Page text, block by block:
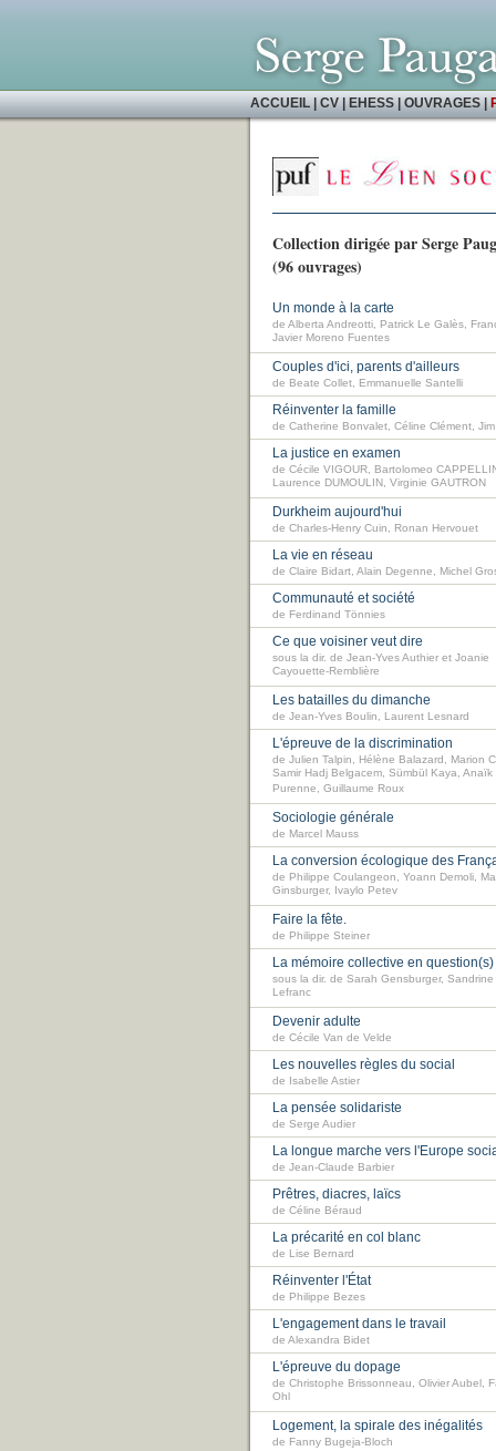
ACCUEIL|CV|EHESS|OUVRAGES|
Collection dirigée par Serge
(96 ouvrages)
Un monde à la carte
de Alberta Andreotti, Patrick Le Galès,
Javier Moreno Fuentes
Couples d'ici, parents d'ailleurs
de Beate Collet, Emmanuelle Santelli
Réinventer la famille
de Catherine Bonvalet, Céline Clément,
La justice en examen
de Cécile VIGOUR, Bartolomeo
Laurence DUMOULIN, Virginie GAUTRON
Durkheim aujourd'hui
de Charles-Henry Cuin, Ronan Hervouet
La vie en réseau
de Claire Bidart, Alain Degenne, Michel
Communauté et société
de Ferdinand Tönnies
Ce que voisiner veut dire
sous la dir. de Jean-Yves Authier et Joanie
Cayouette-Remblière
Les batailles du dimanche
de Jean-Yves Boulin, Laurent Lesnard
L'épreuve de la discrimination
de Julien Talpin, Hélène Balazard, Marion
Samir Hadj Belgacem, Sümbül Kaya, Anaïk
Purenne, Guillaume Roux
Sociologie générale
de Marcel Mauss
La conversion écologique des
de Philippe Coulangeon, Yoann Demoli,
Ginsburger, Ivaylo Petev
Faire la fête.
de Philippe Steiner
La mémoire collective en question(s)
sous la dir. de Sarah Gensburger, Sandrine
Lefranc
Devenir adulte
de Cécile Van de Velde
Les nouvelles règles du social
de Isabelle Astier
La pensée solidariste
de Serge Audier
La longue marche vers l'Europe
de Jean-Claude Barbier
Prêtres, diacres, laïcs
de Céline Béraud
La précarité en col blanc
de Lise Bernard
Réinventer l'État
de Philippe Bezes
L'engagement dans le travail
de Alexandra Bidet
L'épreuve du dopage
de Christophe Brissonneau, Olivier Aubel,
Ohl
Logement, la spirale des inégalités
de Fanny Bugeja-Bloch